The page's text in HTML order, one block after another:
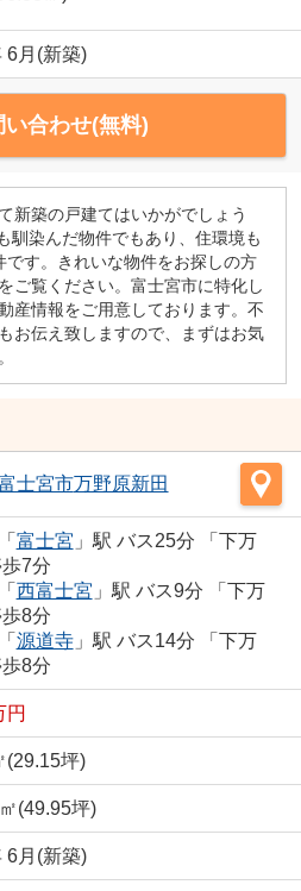
6月(新築)
い合わせ(無料)
新築の戸建てはいかがでしょう
馴染んだ物件でもあり、住環境も
です。きれいな物件をお探しの方
ご覧ください。富士宮市に特化し
産情報をご用意しております。不
お伝え致しますので、まずはお気
士宮市万野原新田
「 富士宮 」駅 バス25分 「下万
7分
「 西富士宮 」駅 バス9分 「下万
8分
「 源道寺」駅 バス14分 「下万
8分
円
(29.15坪)
(49.95坪)
6月(新築)